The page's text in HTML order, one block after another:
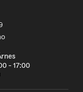
- 17:00